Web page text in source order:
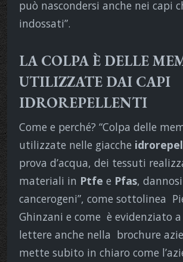
può nascondersi anche nei capi
indossati”.
LA COLPA È DELLE
UTILIZZATE DAI CAPI
IDROREPELLENTI
Come e perché? “Colpa delle
utilizzate nelle giacche
prova d’acqua, dei tessuti
materiali in Ptfe e Pfas,
cancerogeni”, come sottolinea
Ghinzani e come è evidenziato
lettere anche nella brochure
mette subito in chiaro come